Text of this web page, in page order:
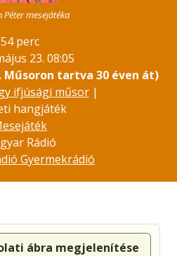
Péter mesejátéka
54 perc
23. 08:05
Műsoron tartva 30 éven át)
ifjúsági műsor|
hangjáték
Rádió
Gyermekrádió
ábra megjelenítése